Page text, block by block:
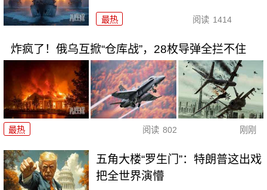
最热 阅读 1414
炸疯了！俄乌互掀“仓库战”，28枚导弹全拦不住
最热 阅读 802 刚刚
五角大楼“罗生门”：特朗普这出戏
把全世界演懵